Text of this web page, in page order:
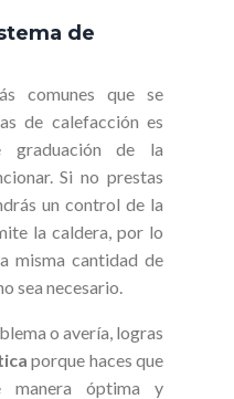
de
comunes que se
de calefacción es
graduación de la
Si no prestas
un control de la
la caldera, por lo
misma cantidad de
sea necesario.
o avería, logras
porque haces que
manera óptima y